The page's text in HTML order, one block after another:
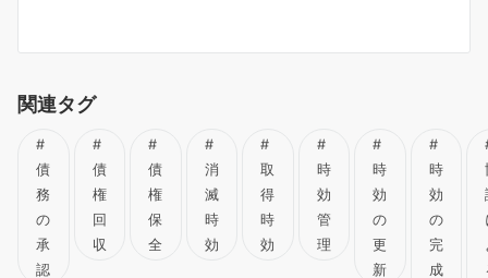
関連タグ
債
務
の
承
認
債
権
回
収
債
権
保
全
消
滅
時
効
取
得
時
効
時
効
管
理
時
効
の
更
新
時
効
の
完
成